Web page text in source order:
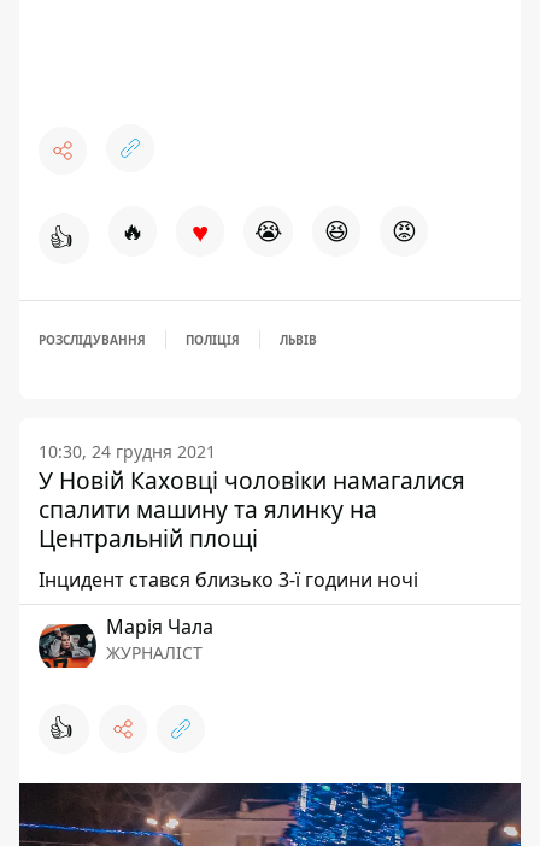
👍 🔥 ♥ 😭 😆 😡
РОЗСЛІДУВАННЯ ПОЛІЦІЯ ЛЬВІВ
10:30, 24 грудня 2021
У Новій Каховці чоловіки намагалися
спалити машину та ялинку на
Центральній площі
Інцидент стався близько 3-ї години ночі
Марія Чала
ЖУРНАЛІСТ
👍